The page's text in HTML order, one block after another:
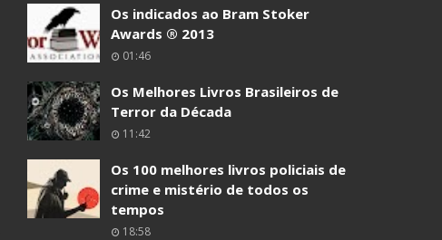
Os indicados ao Bram Stoker
Awards ® 2013
01:46
Os Melhores Livros Brasileiros de
Terror da Década
11:42
Os 100 melhores livros policiais de
crime e mistério de todos os
tempos
18:58